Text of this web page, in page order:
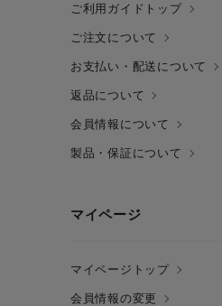
ご利用ガイドトップ
ご注文について
お支払い・配送について
返品について
会員情報について
製品・保証について
マイページ
マイページトップ
会員情報の変更